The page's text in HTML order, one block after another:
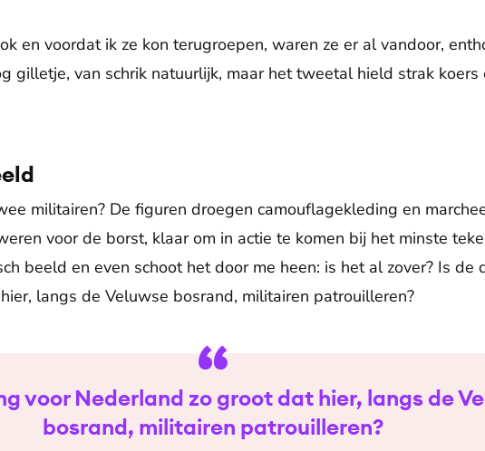
en voordat ik ze kon terugroepen, waren ze er al vandoor,
gilletje, van schrik natuurlijk, maar het tweetal hield strak koers
militairen? De figuren droegen camouflagekleding en
voor de borst, klaar om in actie te komen bij het minste
beeld en even schoot het door me heen: is het al zover? Is de
langs de Veluwse bosrand, militairen patrouilleren?
voor Nederland zo groot dat hier, langs de
bosrand, militairen patrouilleren?